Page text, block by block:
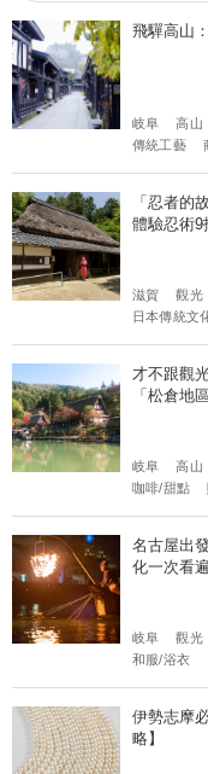
飛驒高山
岐阜 高山
傳統工藝
「忍者的
體驗忍術9
滋賀 觀光
日本傳統文
才不跟觀
「松倉地區
岐阜 高山
咖啡/甜點
名古屋出
化一次看
岐阜 觀光
和服/浴衣
伊勢志摩
略】